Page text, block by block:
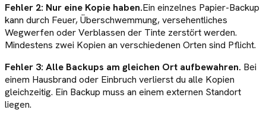
Fehler 2: Nur eine Kopie haben.Ein einzelnes Papier-Backup
kann durch Feuer, Überschwemmung, versehentliches
Wegwerfen oder Verblassen der Tinte zerstört werden.
Mindestens zwei Kopien an verschiedenen Orten sind Pflicht.
Fehler 3: Alle Backups am gleichen Ort aufbewahren. Bei
einem Hausbrand oder Einbruch verlierst du alle Kopien
gleichzeitig. Ein Backup muss an einem externen Standort
liegen.